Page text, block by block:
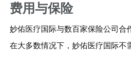
费用与保险
妙佑医疗国际与数百家保险公司合
在大多数情况下，妙佑医疗国际不